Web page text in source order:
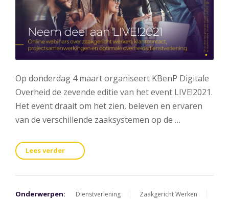
Op donderdag 4 maart organiseert KBenP Digitale
Overheid de zevende editie van het event LIVE!2021.
Het event draait om het zien, beleven en ervaren
van de verschillende zaaksystemen op de …
Lees verder
Onderwerpen: Dienstverlening
Zaakgericht Werken